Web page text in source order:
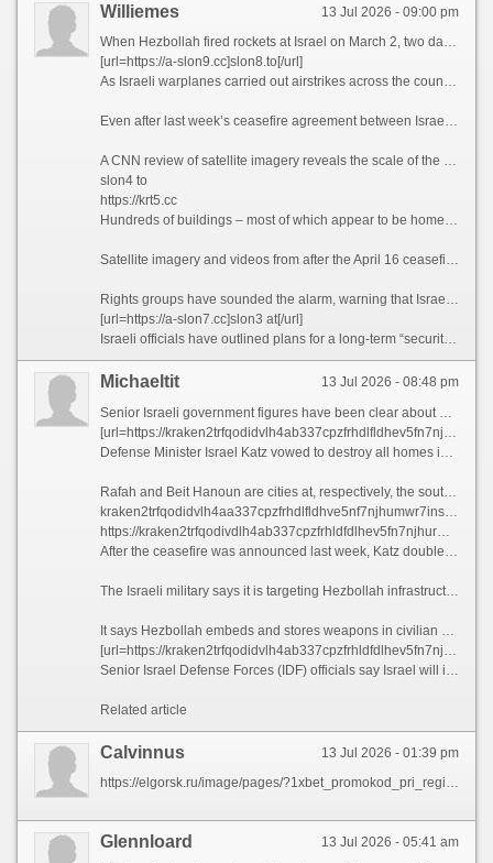
13 Jul 2026 - 09:00 pm
Williemes
When Hezbollah fired rockets at Israel on March 2, two days after Israel and the United States launched a war on Iran, the resulting Israeli operation to destroy the group quickly became a mission to flatten swathes of southern Lebanon.
[url=https://a-slon9.cc]slon8.to[/url]
As Israeli warplanes carried out airstrikes across the country, soldiers seized more territory in the south. Ground operations began to take on the appearance of those seen in Gaza: bulldozers tearing down buildings and demolitions razing whole villages to the ground.
Even after last week’s ceasefire agreement between Israel and Lebanon, those ground operations have continued.
A CNN review of satellite imagery reveals the scale of the destruction.
slon4 to
https://krt5.cc
Hundreds of buildings – most of which appear to be homes – have been either completely flattened or rendered uninhabitable.
Satellite imagery and videos from after the April 16 ceasefire announcement show demolitions continuing apace, with excavators and armored vehicles clearly visible.
Rights groups have sounded the alarm, warning that Israel’s military offensive is mirroring tactics used in Gaza – from heavy strikes on critical infrastructure and healthcare facilities, to the targeting of journalists and psychological warfare.
[url=https://a-slon7.cc]slon3 at[/url]
Israeli officials have outlined plans for a long-term “security zone” inside the border – though the preferred terminology now is a “forward defense line area” - with Israeli Prime Minister Benjamin Netanyahu saying his forces will expand their positions 10 kilometers (6 miles) deep inside Lebanon.
13 Jul 2026 - 08:48 pm
Michaeltit
[url=https://kraken2trfqodidvlh4ab337cpzfrhdlfldhev5fn7njhumrw7instad-onion.ru]kraken5af44k24fwzohe6fvqfgxfsee4lgydb3ayzkfhlzqhuwlo33ad.onion[/url]
Defense Minister Israel Katz vowed to destroy all homes in villages near the border, in line with what he called “the Rafah and Beit Hanoun model.”
Rafah and Beit Hanoun are cities at, respectively, the southern and northern ends of Gaza, which have been laid to waste by Israeli forces over the last two and a half years.
kraken2trfqodidvlh4aa337cpzfrhdlfldhve5nf7njhumwr7instad
https://kraken2trfqodivdlh4ab337cpzfrhldfdlhev5fn7njhurmw7instad-onion.ru
After the ceasefire was announced last week, Katz doubled down, saying the “destruction of houses in the Lebanese contact-line villages” will continue, describing them as “terrorist outposts.”
The Israeli military says it is targeting Hezbollah infrastructure across the country in response to the launch of thousands of rockets, drones and anti-tank missiles towards Israel since 2023.
It says Hezbollah embeds and stores weapons in civilian homes, releasing images of arms and ammunition it says its soldiers have uncovered during searches, as well as what it said was an underground command center hidden under a clothes shop.
[url=https://kraken2trfqodidvlh4ab337cpzfrhldfdlhev5fn7njhurmw7instad-onion.ru]kraken2trfqodidvlh4aa337cpzfrhdlfldhve5nf7njhumwr7instad onion[/url]
Senior Israel Defense Forces (IDF) officials say Israel will impose what it calls a “yellow line” in Lebanon, barring residents from returning to areas occupied by the Israeli military.
Related article
13 Jul 2026 - 01:39 pm
Calvinnus
https://elgorsk.ru/image/pages/?1xbet_promokod_pri_registracii_na_segodnya_besplatno.html
13 Jul 2026 - 05:41 am
Glennloard